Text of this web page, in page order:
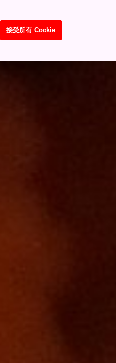
接受所有 Cookie